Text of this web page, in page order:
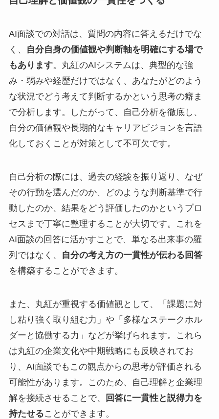
AI面談での対話は、質問の内容に答えるだけでな
く、
自分自身の価値観や判断軸を明確にする場で
もあります。丸紅のAIシステムは、典型的な強
み・弱みや経歴だけではなく、あなたがどのよう
な状況でどう考えて判断するかという思考の癖ま
で分析します。したがって、自己分析を徹底し、
自分の価値観や長期的なキャリアビジョンを言語
化しておくことが対策として不可欠です。
自己分析の際には、過去の経験を振り返り、なぜ
その行動を選んだのか、どのような判断基準で行
動したのか、結果をどう評価したのかというプロ
セスまで丁寧に整理することが大切です。これを
AI面談の回答に活かすことで、単なる出来事の羅
列ではなく、
自分の考え方の一貫性が伝わる回答
を構築することができます。
また、丸紅が重視する価値観として、「課題に対
し粘り強く取り組む力」や「多様なステークホル
ダーと協働する力」などが挙げられます。これら
は丸紅の企業文化や中期戦略にも反映されてお
り、AI面談でもこの観点からの思考が評価される
可能性があります。このため、自己理解と企業理
解を接続させることで、
回答に一貫性と説得力を
持たせることができます。